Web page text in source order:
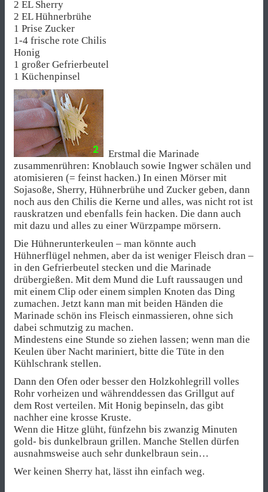
2 EL Sherry
2 EL Hühnerbrühe
1 Prise Zucker
1-4 frische rote Chilis
Honig
1 großer Gefrierbeutel
1 Küchenpinsel
Erstmal die Marinade
zusammenrühren: Knoblauch sowie Ingwer schälen und
atomisieren (= feinst hacken.) In einen Mörser mit
Sojasoße, Sherry, Hühnerbrühe und Zucker geben, dann
noch aus den Chilis die Kerne und alles, was nicht rot ist
rauskratzen und ebenfalls fein hacken. Die dann auch
mit dazu und alles zu einer Würzpampe mörsern.
Die Hühnerunterkeulen – man könnte auch
Hühnerflügel nehmen, aber da ist weniger Fleisch dran –
in den Gefrierbeutel stecken und die Marinade
drübergießen. Mit dem Mund die Luft raussaugen und
mit einem Clip oder einem simplen Knoten das Ding
zumachen. Jetzt kann man mit beiden Händen die
Marinade schön ins Fleisch einmassieren, ohne sich
dabei schmutzig zu machen.
Mindestens eine Stunde so ziehen lassen; wenn man die
Keulen über Nacht mariniert, bitte die Tüte in den
Kühlschrank stellen.
Dann den Ofen oder besser den Holzkohlegrill volles
Rohr vorheizen und währenddessen das Grillgut auf
dem Rost verteilen. Mit Honig bepinseln, das gibt
nachher eine krosse Kruste.
Wenn die Hitze glüht, fünfzehn bis zwanzig Minuten
gold- bis dunkelbraun grillen. Manche Stellen dürfen
ausnahmsweise auch sehr dunkelbraun sein…
Wer keinen Sherry hat, lässt ihn einfach weg.